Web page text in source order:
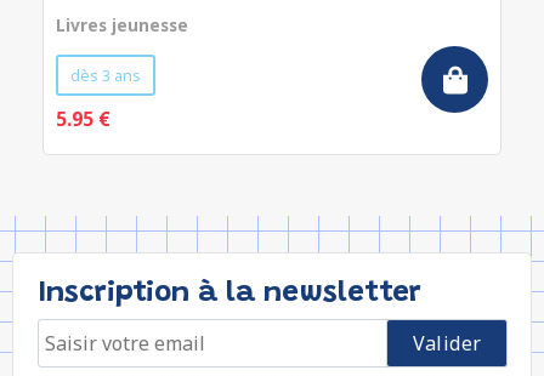
Livres jeunesse
dès 3 ans
5.95 €
Inscription à la newsletter